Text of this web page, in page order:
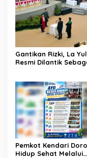
Gantikan Rizki, La
Resmi Dilantik
Pemkot Kendari
Hidup Sehat Melalui